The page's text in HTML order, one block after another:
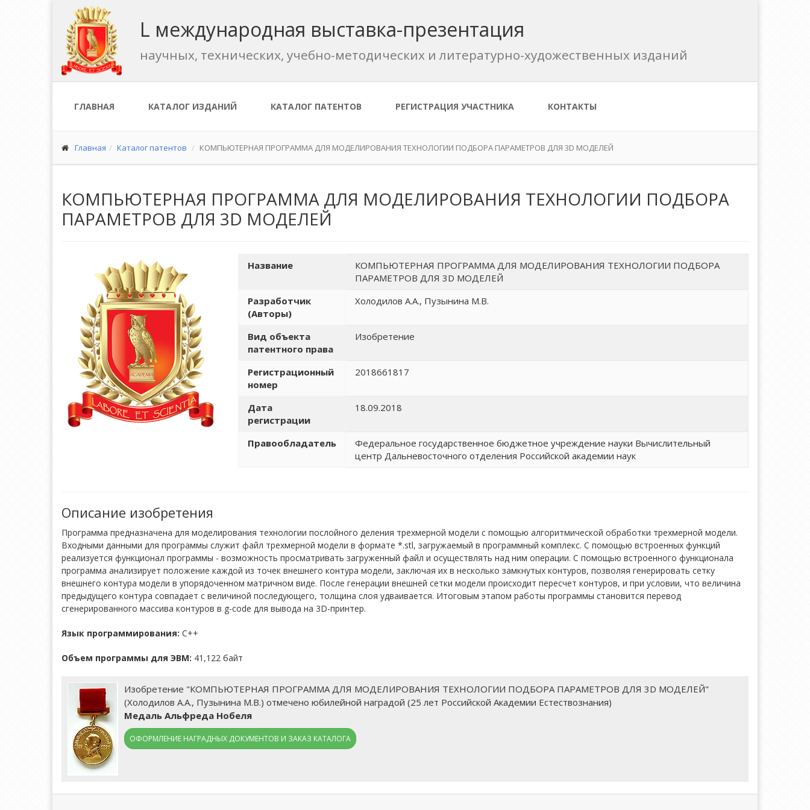
L международная выставка-презентация
научных, технических, учебно-методических и литературно-художественных изданий
ГЛАВНАЯ КАТАЛОГ ИЗДАНИЙ КАТАЛОГ ПАТЕНТОВ РЕГИСТРАЦИЯ УЧАСТНИКА КОНТАКТЫ
Главная Каталог патентов КОМПЬЮТЕРНАЯ ПРОГРАММА ДЛЯ МОДЕЛИРОВАНИЯ ТЕХНОЛОГИИ ПОДБОРА ПАРАМЕТРОВ ДЛЯ 3D МОДЕЛЕЙ
КОМПЬЮТЕРНАЯ ПРОГРАММА ДЛЯ МОДЕЛИРОВАНИЯ ТЕХНОЛОГИИ ПОДБОРА
ПАРАМЕТРОВ ДЛЯ 3D МОДЕЛЕЙ
Название
КОМПЬЮТЕРНАЯ ПРОГРАММА ДЛЯ МОДЕЛИРОВАНИЯ ТЕХНОЛОГИИ ПОДБОРА
ПАРАМЕТРОВ ДЛЯ 3D МОДЕЛЕЙ
Разработчик
(Авторы)
Холодилов А.А., Пузынина М.В.
Вид объекта
патентного права
Изобретение
Регистрационный
номер
2018661817
Дата
регистрации
18.09.2018
Правообладатель
Федеральное государственное бюджетное учреждение науки Вычислительный
центр Дальневосточного отделения Российской академии наук
Описание изобретения
Программа предназначена для моделирования технологии послойного деления трехмерной модели с помощью алгоритмической обработки трехмерной модели.
Входными данными для программы служит файл трехмерной модели в формате *.stl, загружаемый в программный комплекс. С помощью встроенных функций
реализуется функционал программы - возможность просматривать загруженный файл и осуществлять над ним операции. С помощью встроенного функционала
программа анализирует положение каждой из точек внешнего контура модели, заключая их в несколько замкнутых контуров, позволяя генерировать сетку
внешнего контура модели в упорядоченном матричном виде. После генерации внешней сетки модели происходит пересчет контуров, и при условии, что величина
предыдущего контура совпадает с величиной последующего, толщина слоя удваивается. Итоговым этапом работы программы становится перевод
сгенерированного массива контуров в g-code для вывода на 3D-принтер.
Язык программирования: С++
Объем программы для ЭВМ: 41,122 байт
Изобретение "КОМПЬЮТЕРНАЯ ПРОГРАММА ДЛЯ МОДЕЛИРОВАНИЯ ТЕХНОЛОГИИ ПОДБОРА ПАРАМЕТРОВ ДЛЯ 3D МОДЕЛЕЙ"
(Холодилов А.А., Пузынина М.В.) отмечено юбилейной наградой (25 лет Российской Академии Естествознания)
Медаль Альфреда Нобеля
ОФОРМЛЕНИЕ НАГРАДНЫХ ДОКУМЕНТОВ И ЗАКАЗ КАТАЛОГА